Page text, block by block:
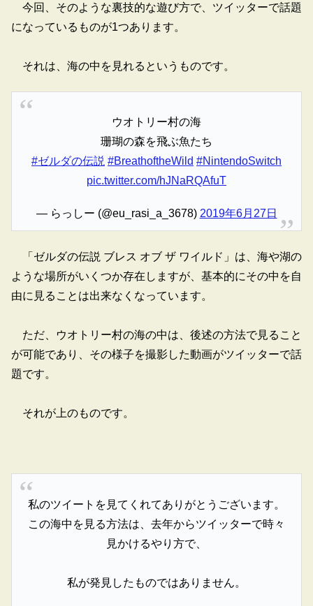
今回、そのような裏技的な遊び方で、ツイッターで話題
になっているものが1つあります。
それは、海の中を見れるというものです。
ウオトリー村の海
珊瑚の森を飛ぶ魚たち
#ゼルダの伝説 #BreathoftheWild #NintendoSwitch
pic.twitter.com/hJNaRQAfuT
— らっしー (@eu_rasi_a_3678) 2019年6月27日
「ゼルダの伝説 ブレス オブ ザ ワイルド」は、海や湖の
ような場所がいくつか存在しますが、基本的にその中を自
由に見ることは出来なくなっています。
ただ、ウオトリー村の海の中は、後述の方法で見ること
が可能であり、その様子を撮影した動画がツイッターで話
題です。
それが上のものです。
私のツイートを見てくれてありがとうございます。
この海中を見る方法は、去年からツイッターで時々
見かけるやり方で、
私が発見したものではありません。